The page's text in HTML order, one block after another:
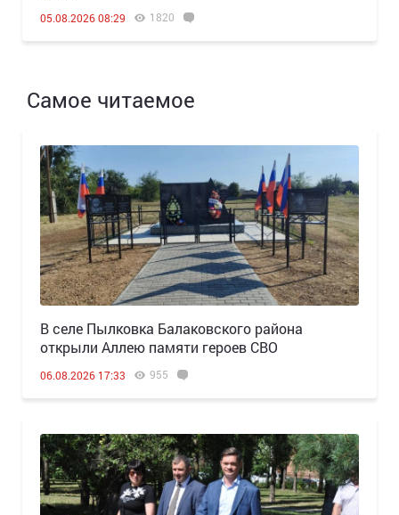
05.08.2026 08:29 1820
Самое читаемое
В селе Пылковка Балаковского района
открыли Аллею памяти героев СВО
06.08.2026 17:33 955